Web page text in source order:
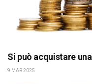
Si può acquistare
9 MAR 2025